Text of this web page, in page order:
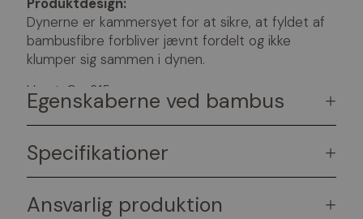
Produktdesign:
Dynerne er kammersyet for at sikre, at fyldet af
bambusfibre forbliver jævnt fordelt og ikke
klumper sig sammen i dynen.
Vægt: Ca. 315 gram.
Egenskaberne ved bambus +
Specifikationer +
Ansvarlig produktion +